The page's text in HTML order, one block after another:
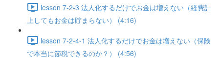
lesson 7-2-3 法人化するだけでお金は増えない（経費計
上してもお金は貯まらない） (4:16)
lesson 7-2-4-1 法人化するだけでお金は増えない（保険
で本当に節税できるのか？） (4:56)